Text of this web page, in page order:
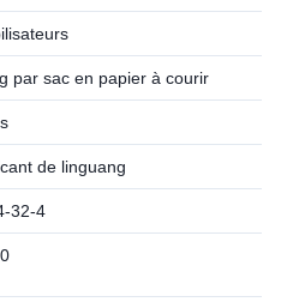
par sac en papier à courir
de linguang
32-4